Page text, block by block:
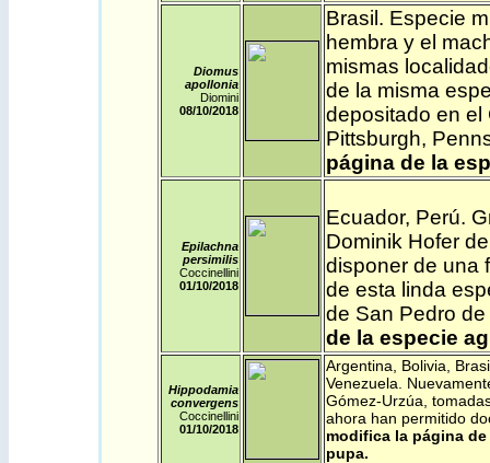
Diomus
apollonia
Diomini
08/10/2018
Brasil . Especie
hembra y el
mismas
de la misma
depositado en el
Pittsburgh,
página de la
Epilachna
persimilis
Coccinellini
01/10/2018
Ecuador, Perú.
Dominik Hofer
disponer de una
de esta linda
de San Pedro
de la especie
Hippodamia
convergens
Coccinellini
01/10/2018
Argentina Bolivia
Venezuela .
Gómez-Urzúa,
ahora han permitido
modifica la página
pupa.